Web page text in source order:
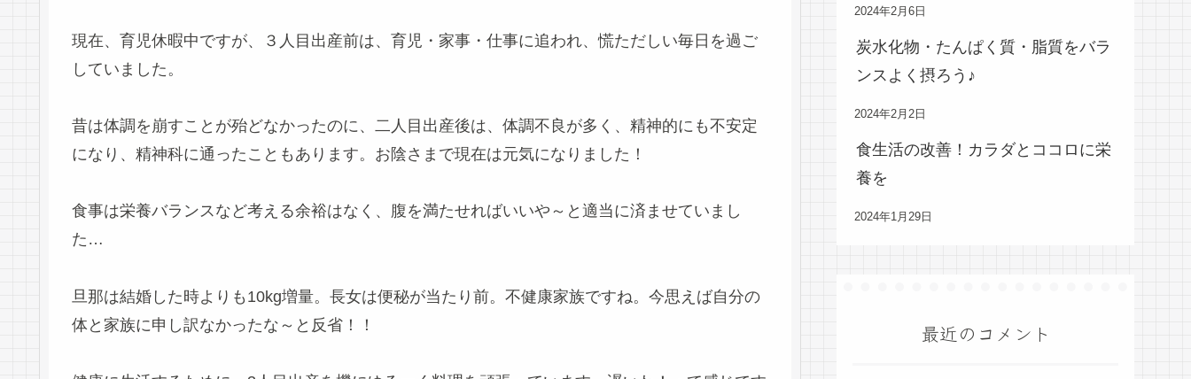
現在、育児休暇中ですが、３人目出産前は、育児・家事・仕事に追われ、慌ただしい毎日を過ご
していました。
昔は体調を崩すことが殆どなかったのに、二人目出産後は、体調不良が多く、精神的にも不安定
になり、精神科に通ったこともあります。お陰さまで現在は元気になりました！
食事は栄養バランスなど考える余裕はなく、腹を満たせればいいや～と適当に済ませていまし
た…
旦那は結婚した時よりも10kg増量。長女は便秘が当たり前。不健康家族ですね。今思えば自分の
体と家族に申し訳なかったな～と反省！！
2024年2月6日
炭水化物・たんぱく質・脂質をバラ
ンスよく摂ろう♪
2024年2月2日
食生活の改善！カラダとココロに栄
養を
2024年1月29日
最近のコメント